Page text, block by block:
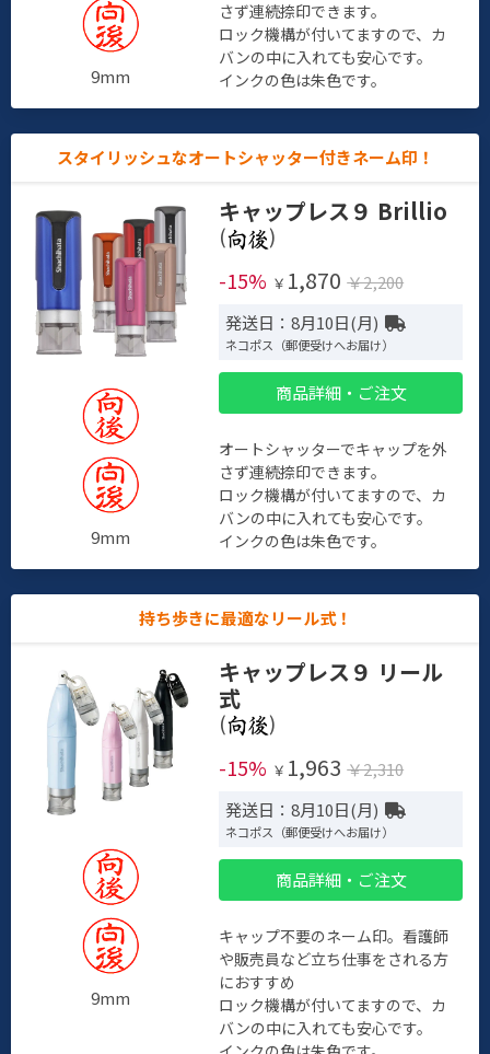
9mm
さず連続捺印できます。
ロック機構が付いてますので、カ
バンの中に入れても安心です。
インクの色は朱色です。
スタイリッシュなオートシャッター付きネーム印！
9mm
キャップレス９ Brillio
(
)
-15% ￥ 1,870 ￥2,200
発送日：8月10日(月)
ネコポス（郵便受けへお届け）
商品詳細・ご注文
オートシャッターでキャップを外
さず連続捺印できます。
ロック機構が付いてますので、カ
バンの中に入れても安心です。
インクの色は朱色です。
持ち歩きに最適なリール式！
9mm
キャップレス９ リール
式
(
)
-15% ￥ 1,963 ￥2,310
発送日：8月10日(月)
ネコポス（郵便受けへお届け）
商品詳細・ご注文
キャップ不要のネーム印。看護師
や販売員など立ち仕事をされる方
におすすめ
ロック機構が付いてますので、カ
バンの中に入れても安心です。